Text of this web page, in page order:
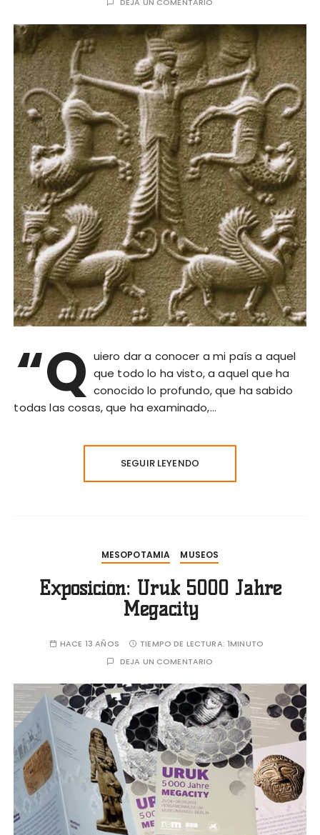
“Q uiero dar a conocer a mi país a aquel
que todo lo ha visto, a aquel que ha
conocido lo profundo, que ha sabido
todas las cosas, que ha examinado,…
SEGUIR LEYENDO
MESOPOTAMIA MUSEOS
Exposición: Uruk 5000 Jahre
Megacity
HACE 13 AÑOS TIEMPO DE LECTURA:1MINUTO
DEJA UN COMENTARIO